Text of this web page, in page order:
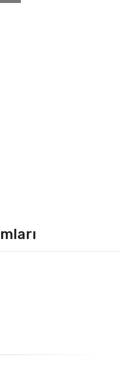
talep ediyoruz. Zorunlu